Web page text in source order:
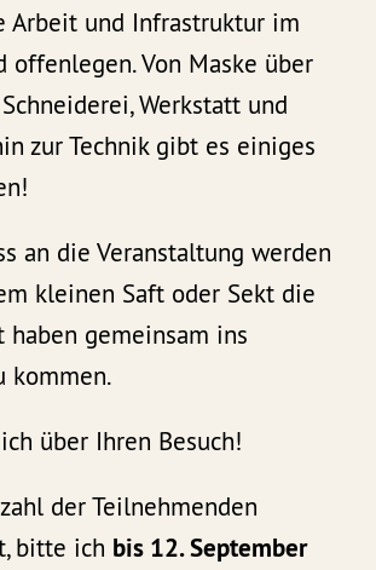
Arbeit und Infrastruktur im
offenlegen. Von Maske über
Werkstatt und
zur Technik gibt es einiges
an die Veranstaltung werden
kleinen Saft oder Sekt die
gemeinsam ins
kommen.
über Ihren Besuch!
der Teilnehmenden
bitte ich bis 12. September